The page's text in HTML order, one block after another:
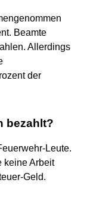
Beamte
Allerdings
der
bezahlt?
Leute.
keine Arbeit
Geld.